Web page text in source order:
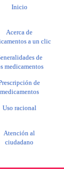
Inicio
Acerca de
a un clic
de
medicamentos
de
medicamentos
Uso racional
Atención al
ciudadano